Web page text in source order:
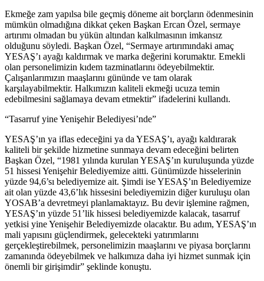
Ekmeğe zam yapılsa bile geçmiş döneme ait borçların ödenmesinin
mümkün olmadığına dikkat çeken Başkan Ercan Özel, sermaye
artırımı olmadan bu yükün altından kalkılmasının imkansız
olduğunu söyledi. Başkan Özel, “Sermaye artırımındaki amaç
YESAŞ’ı ayağı kaldırmak ve marka değerini korumaktır. Emekli
olan personelimizin kıdem tazminatlarını ödeyebilmektir.
Çalışanlarımızın maaşlarını gününde ve tam olarak
karşılayabilmektir. Halkımızın kaliteli ekmeği ucuza temin
edebilmesini sağlamaya devam etmektir” ifadelerini kullandı.
“Tasarruf yine Yenişehir Belediyesi’nde”
YESAŞ’ın ya iflas edeceğini ya da YESAŞ’ı, ayağı kaldırarak
kaliteli bir şekilde hizmetine sunmaya devam edeceğini belirten
Başkan Özel, “1981 yılında kurulan YESAŞ’ın kuruluşunda yüzde
51 hissesi Yenişehir Belediyemize aitti. Günümüzde hisselerinin
yüzde 94,6’sı belediyemize ait. Şimdi ise YESAŞ’ın Belediyemize
ait olan yüzde 43,6’lık hissesini belediyemizin diğer kuruluşu olan
YOSAB’a devretmeyi planlamaktayız. Bu devir işlemine rağmen,
YESAŞ’ın yüzde 51’lik hissesi belediyemizde kalacak, tasarruf
yetkisi yine Yenişehir Belediyemizde olacaktır. Bu adım, YESAŞ’ın
mali yapısını güçlendirmek, gelecekteki yatırımlarını
gerçekleştirebilmek, personelimizin maaşlarını ve piyasa borçlarını
zamanında ödeyebilmek ve halkımıza daha iyi hizmet sunmak için
önemli bir girişimdir” şeklinde konuştu.